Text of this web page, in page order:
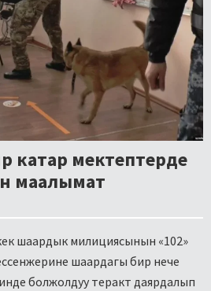
катар мектептерде
маалымат
шаардык милициясынын «102»
шаардагы бир нече
болжолдуу теракт даярдалып